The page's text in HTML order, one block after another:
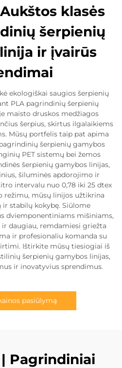
klasės
šerpienių
ir įvairūs
ekologiškai saugios šerpienių
PLA pagrindinių šerpienių
maisto druskos medžiagos
šerpius, skirtus ilgalaikiems
Mūsų portfelis taip pat apima
šerpienių gamybos
PET sistemų bei žemos
šerpienių gamybos linijas,
šiluminės apdorojimo ir
intervalu nuo 0,78 iki 25 dtex
režimu, mūsų linijos užtikrina
stabilų kokybę. Siūlome
dviemponentiniams mišiniams,
daugiau, remdamiesi griežta
ir profesionaliu komanda su
Ištirkite mūsų tiesiogiai iš
šerpienių gamybos linijas,
ir inovatyvius sprendimus.
pasiūlymą
Pagrindiniai